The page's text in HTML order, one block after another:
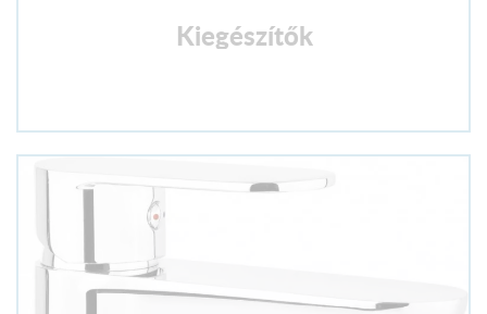
Kiegészítők